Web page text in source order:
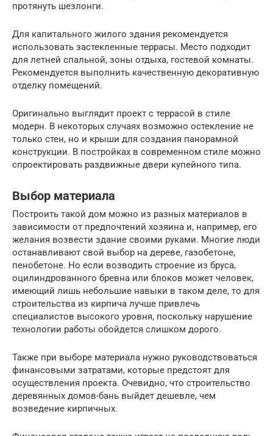
протянуть шезлонги.
Для капитального жилого здания рекомендуется
использовать застекленные террасы. Место подходит
для летней спальной, зоны отдыха, гостевой комнаты.
Рекомендуется выполнить качественную декоративную
отделку помещений.
Оригинально выглядит проект с террасой в стиле
модерн. В некоторых случаях возможно остекление не
только стен, но и крыши для создания панорамной
конструкции. В постройках в современном стиле можно
спроектировать раздвижные двери купейного типа.
Выбор материала
Построить такой дом можно из разных материалов в
зависимости от предпочтений хозяина и, например, его
желания возвести здание своими руками. Многие люди
останавливают свой выбор на дереве, газобетоне,
пенобетоне. Но если возводить строение из бруса,
оцилиндрованного бревна или блоков может человек,
имеющий лишь небольшие навыки в таком деле, то для
строительства из кирпича лучше привлечь
специалистов высокого уровня, поскольку нарушение
технологии работы обойдется слишком дорого.
Также при выборе материала нужно руководствоваться
финансовыми затратами, которые предстоят для
осуществления проекта. Очевидно, что строительство
деревянных домов-бань выйдет дешевле, чем
возведение кирпичных.